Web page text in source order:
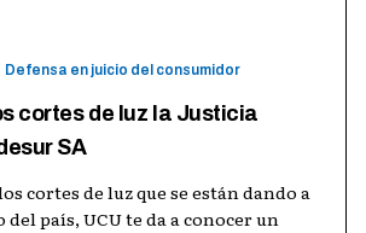
Defensa en juicio del consumidor
cortes de luz la Justicia
SA
cortes de luz que se están dando a
país, UCU te da a conocer un